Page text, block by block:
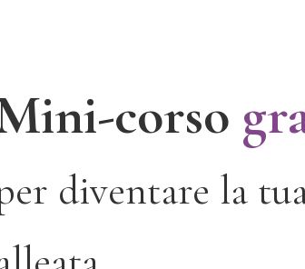
corso
diventare la